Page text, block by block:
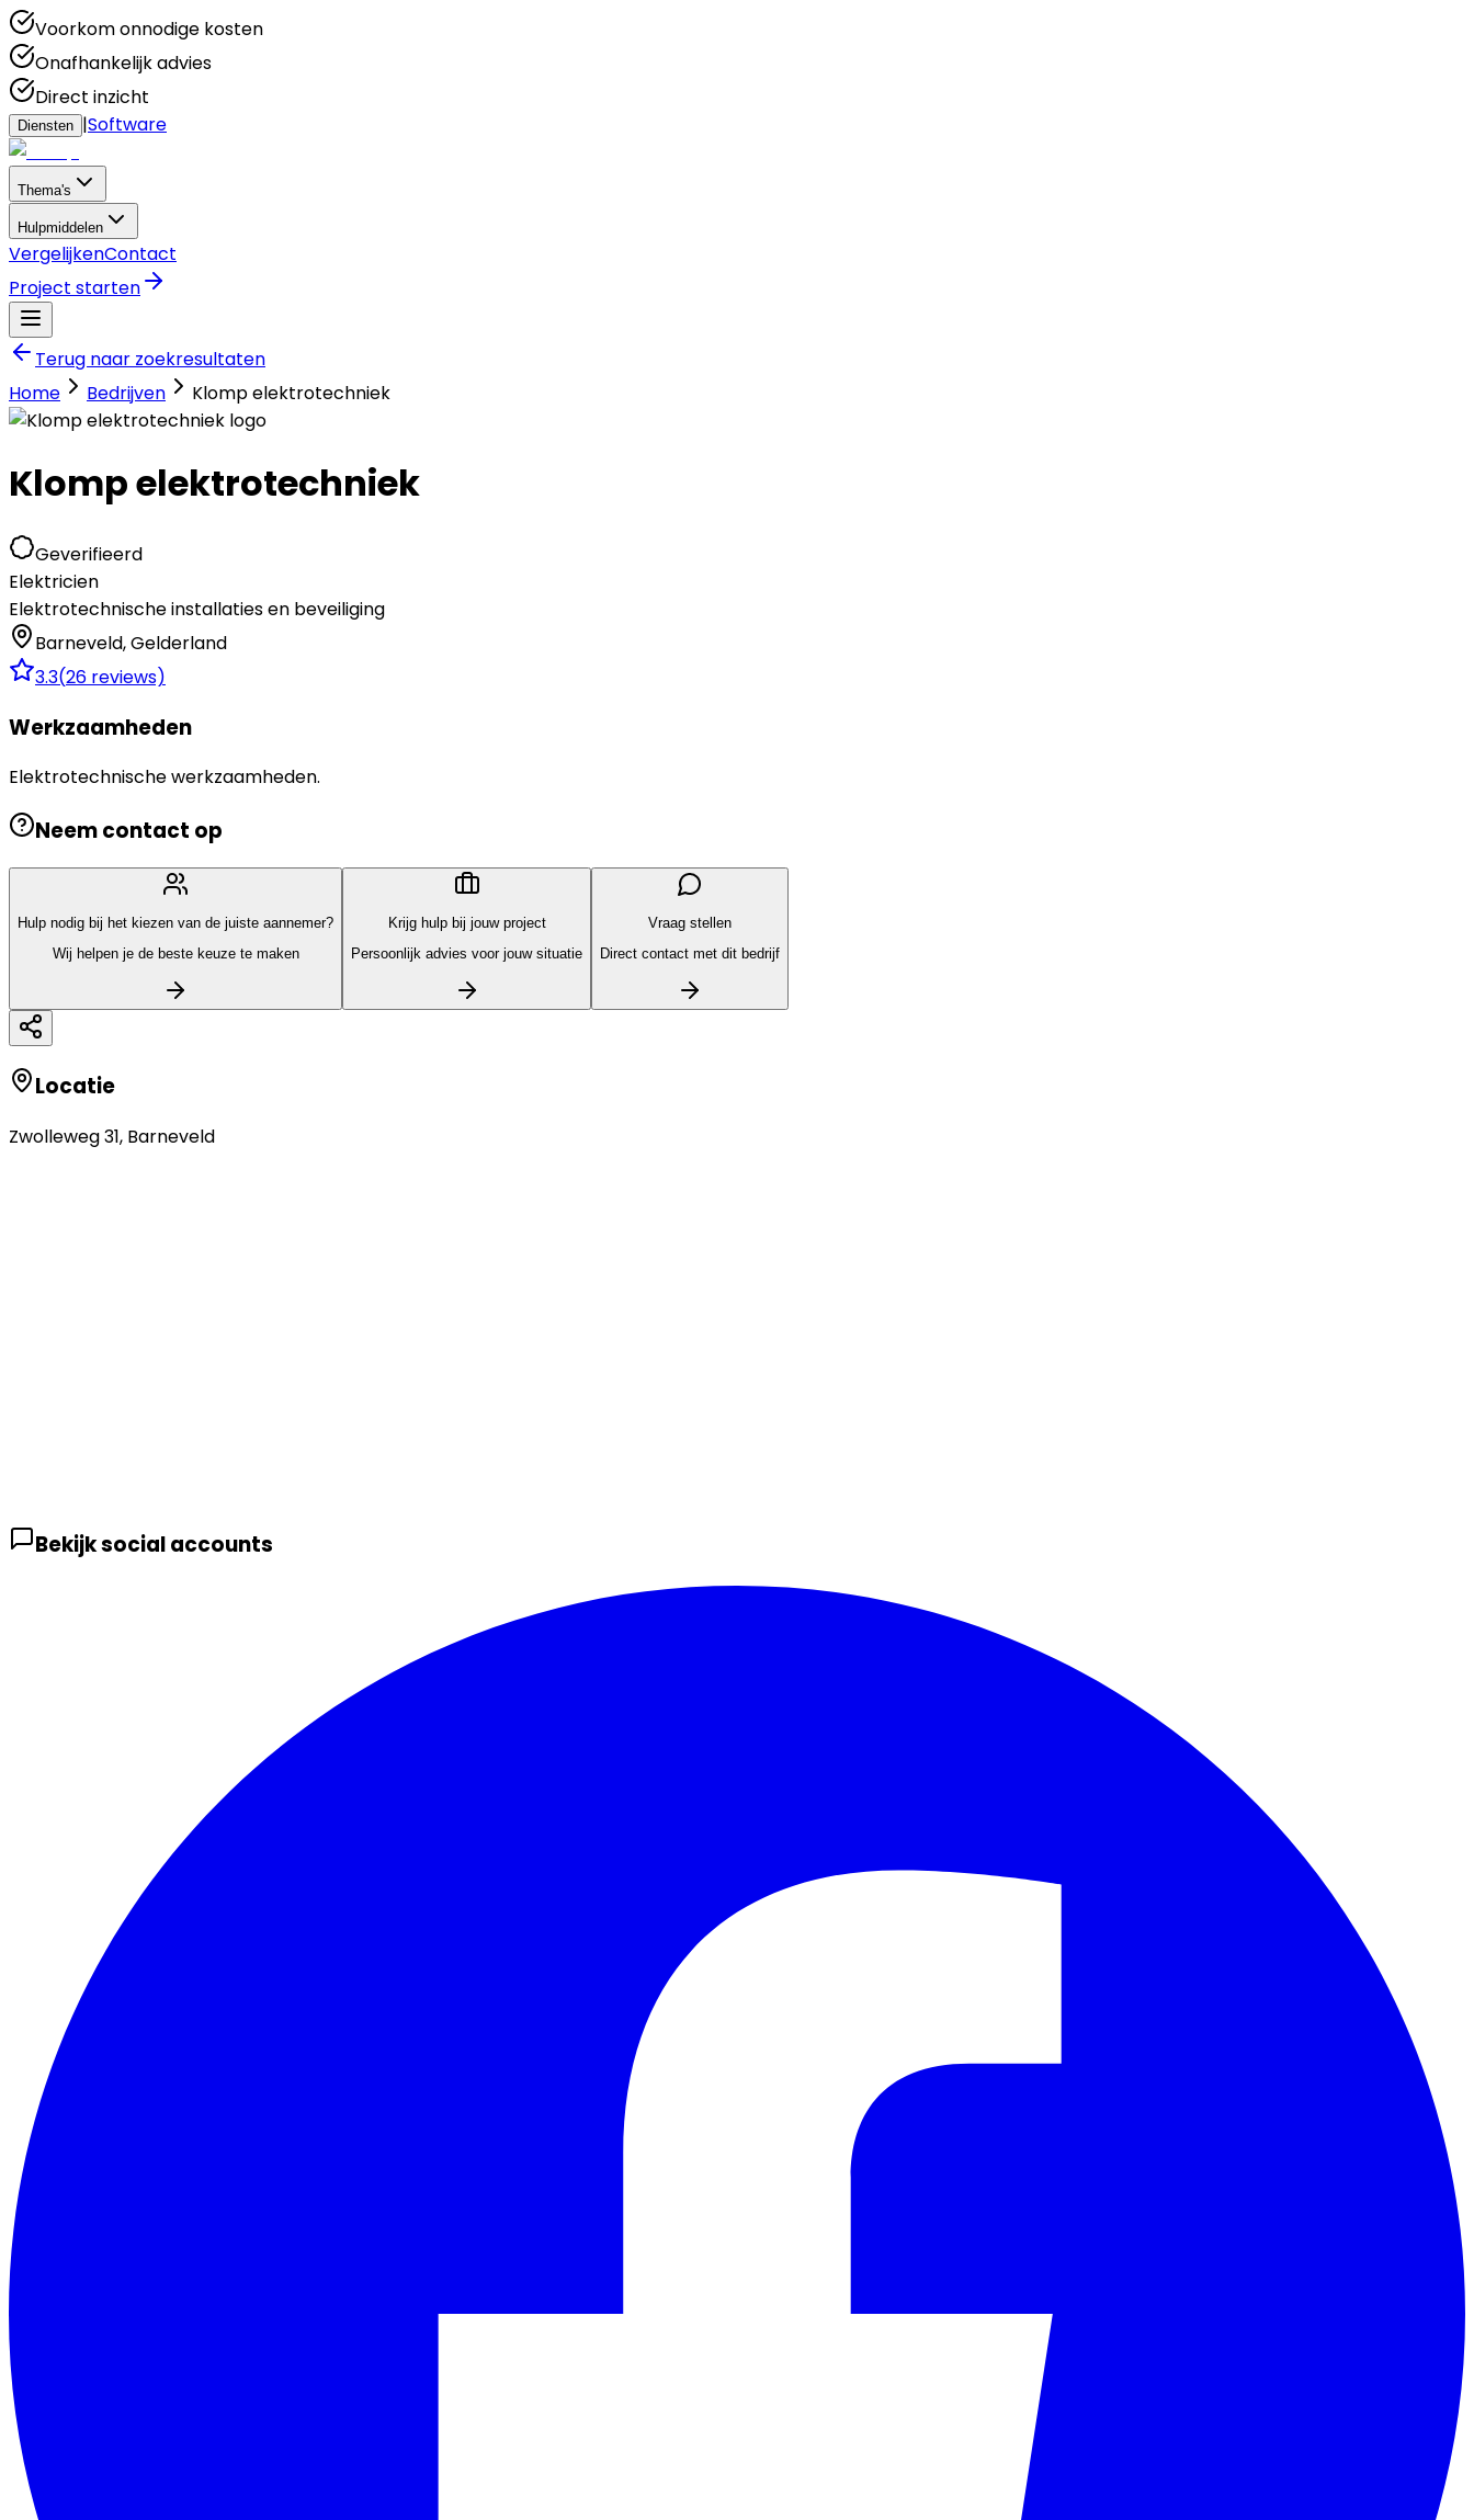
Voorkom onnodige kosten
Onafhankelijk advies
Direct inzicht
Diensten |Software
Thema's
Hulpmiddelen
VergelijkenContact
Project starten
Terug naar zoekresultaten
Home
Bedrijven Klomp elektrotechniek
Klomp elektrotechniek
Geverifieerd
Elektricien
Elektrotechnische installaties en beveiliging
Barneveld,Gelderland
3.3(26 reviews)
Werkzaamheden
Elektrotechnische werkzaamheden.
Neem contact op
Hulp nodig bij het kiezen van de juiste aannemer?
Wij helpen je de beste keuze te maken
Krijg hulp bij jouw project
Persoonlijk advies voor jouw situatie
Vraag stellen
Direct contact met dit bedrijf
Locatie
Zwolleweg 31, Barneveld
Bekijk social accounts